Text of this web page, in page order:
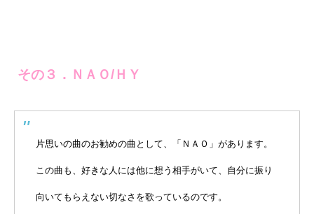
その３．ＮＡＯ/ＨＹ
片思いの曲のお勧めの曲として、「ＮＡＯ」があります。
この曲も、好きな人には他に想う相手がいて、自分に振り
向いてもらえない切なさを歌っているのです。